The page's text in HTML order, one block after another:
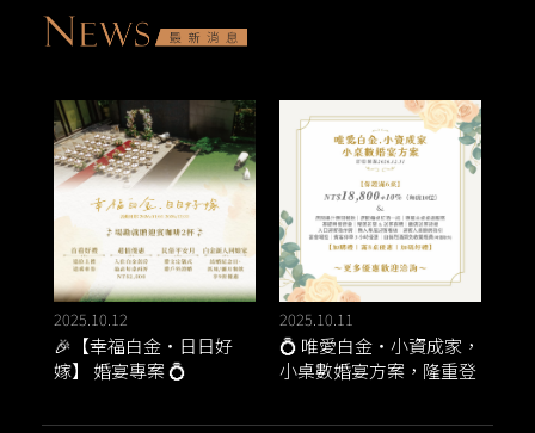
2025.10.12
🎉【幸福白金・日日好
嫁】 婚宴專案 💍
2025.10.11
💍 唯愛白金・小資成家，
小桌數婚宴方案，隆重登